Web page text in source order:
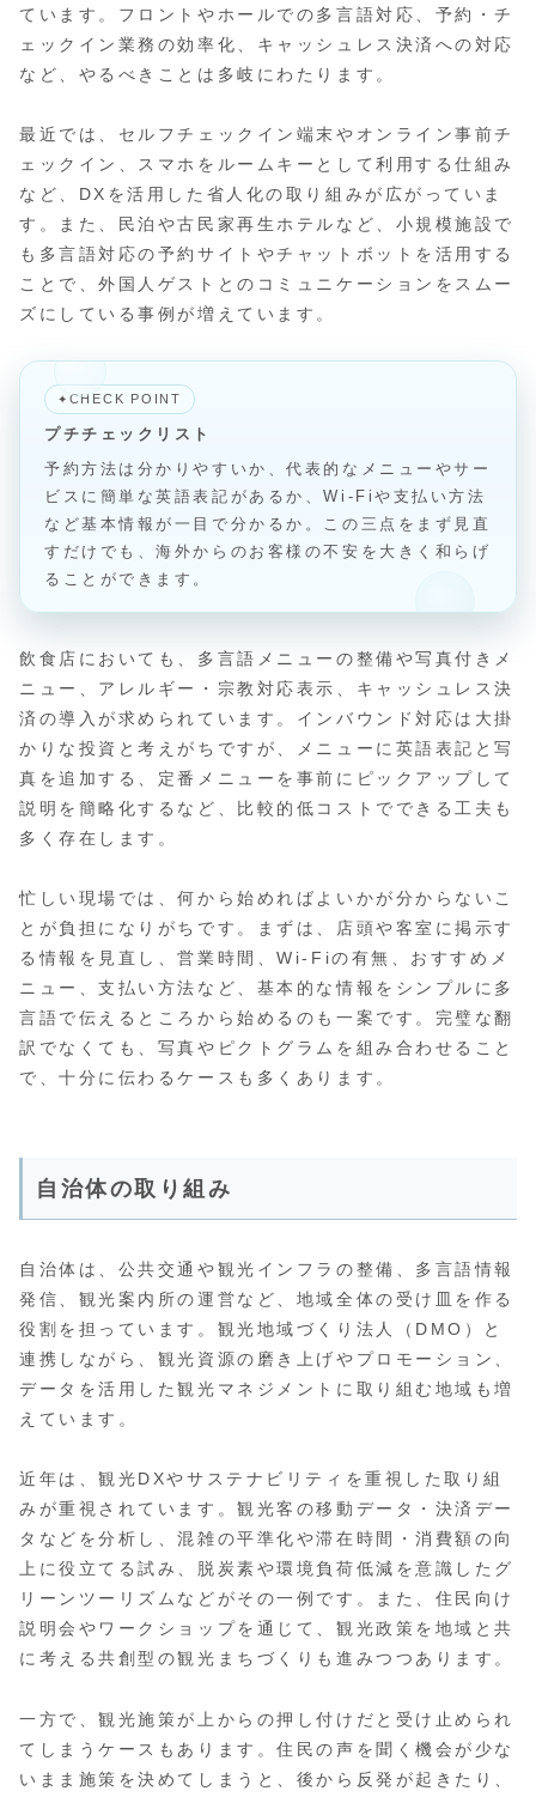
ています。フロントやホールでの多言語対応、予約・チ
ェックイン業務の効率化、キャッシュレス決済への対応
など、やるべきことは多岐にわたります。
最近では、セルフチェックイン端末やオンライン事前チ
ェックイン、スマホをルームキーとして利用する仕組み
など、DXを活用した省人化の取り組みが広がっていま
す。また、民泊や古民家再生ホテルなど、小規模施設で
も多言語対応の予約サイトやチャットボットを活用する
ことで、外国人ゲストとのコミュニケーションをスムー
ズにしている事例が増えています。
✦ CHECK POINT
プチチェックリスト
予約方法は分かりやすいか、代表的なメニューやサー
ビスに簡単な英語表記があるか、Wi-Fiや支払い方法
など基本情報が一目で分かるか。この三点をまず見直
すだけでも、海外からのお客様の不安を大きく和らげ
ることができます。
飲食店においても、多言語メニューの整備や写真付きメ
ニュー、アレルギー・宗教対応表示、キャッシュレス決
済の導入が求められています。インバウンド対応は大掛
かりな投資と考えがちですが、メニューに英語表記と写
真を追加する、定番メニューを事前にピックアップして
説明を簡略化するなど、比較的低コストでできる工夫も
多く存在します。
忙しい現場では、何から始めればよいかが分からないこ
とが負担になりがちです。まずは、店頭や客室に掲示す
る情報を見直し、営業時間、Wi-Fiの有無、おすすめメ
ニュー、支払い方法など、基本的な情報をシンプルに多
言語で伝えるところから始めるのも一案です。完璧な翻
訳でなくても、写真やピクトグラムを組み合わせること
で、十分に伝わるケースも多くあります。
自治体の取り組み
自治体は、公共交通や観光インフラの整備、多言語情報
発信、観光案内所の運営など、地域全体の受け皿を作る
役割を担っています。観光地域づくり法人（DMO）と
連携しながら、観光資源の磨き上げやプロモーション、
データを活用した観光マネジメントに取り組む地域も増
えています。
近年は、観光DXやサステナビリティを重視した取り組
みが重視されています。観光客の移動データ・決済デー
タなどを分析し、混雑の平準化や滞在時間・消費額の向
上に役立てる試み、脱炭素や環境負荷低減を意識したグ
リーンツーリズムなどがその一例です。また、住民向け
説明会やワークショップを通じて、観光政策を地域と共
に考える共創型の観光まちづくりも進みつつあります。
一方で、観光施策が上からの押し付けだと受け止められ
てしまうケースもあります。住民の声を聞く機会が少な
いまま施策を決めてしまうと、後から反発が起きたり、